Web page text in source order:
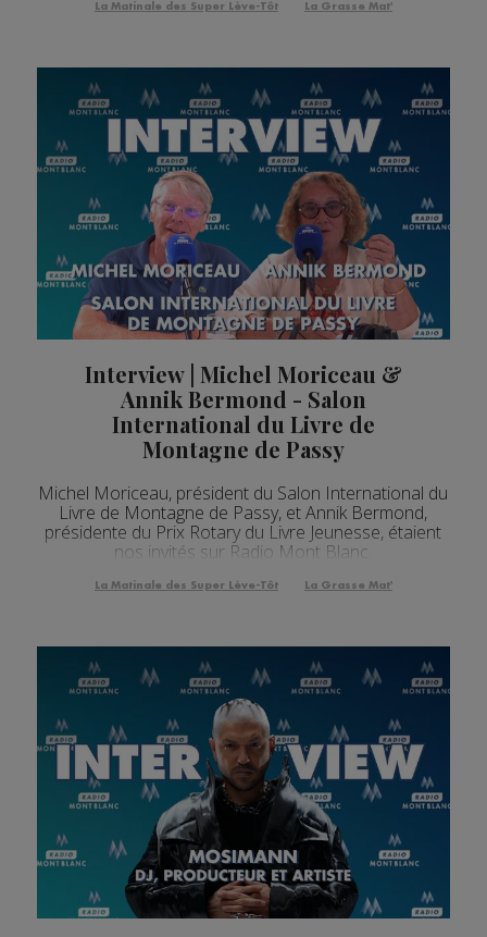
La Matinale des Super Lève-Tôt La Grasse Mat'
Interview | Michel Moriceau &
Annik Bermond - Salon
International du Livre de
Montagne de Passy
Michel Moriceau, président du Salon International du
Livre de Montagne de Passy, et Annik Bermond,
présidente du Prix Rotary du Livre Jeunesse, étaient
nos invités sur Radio Mont Blanc.
La Matinale des Super Lève-Tôt La Grasse Mat'